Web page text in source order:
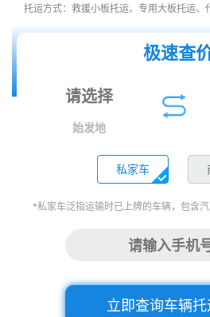
托运方式：救援小板托运、专用大板托运、
极速查
始发地
私家车
*私家车泛指运输时已上牌的车辆，包含
立即查询车辆